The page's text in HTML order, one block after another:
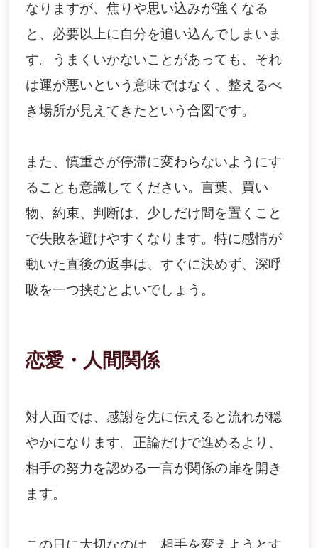
なりますが、焦りや思い込みが強くなる
と、必要以上に自分を追い込んでしまいま
す。うまくいかないことがあっても、それ
は運が悪いという意味ではなく、整えるべ
き場所が見えてきたという合図です。
また、慎重さが停滞に変わらないようにす
ることも意識してください。言葉、買い
物、約束、判断は、少しだけ間を置くこと
で失敗を避けやすくなります。特に感情が
動いた直後の返事は、すぐに決めず、深呼
吸を一つ挟むとよいでしょう。
恋愛・人間関係
対人面では、感謝を先に伝えると流れが穏
やかになります。正論だけで進めるより、
相手の努力を認める一言が関係の扉を開き
ます。
この日に大切なのは、相手を変えようとす